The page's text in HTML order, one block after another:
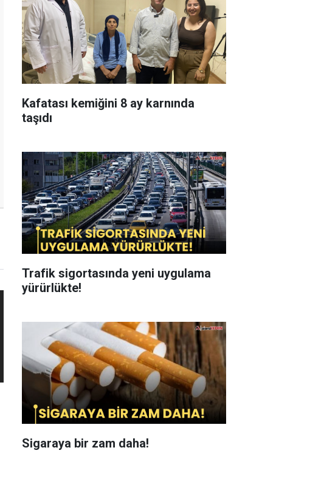
Kafatası kemiğini 8 ay karnında
taşıdı
Trafik sigortasında yeni uygulama
yürürlükte!
Sigaraya bir zam daha!